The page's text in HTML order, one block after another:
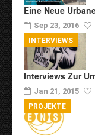
Eine Neue
Sep 23, 2016
Interviews Zur
Jan 21, 2015
INTERVIEWS
PROJEKTE